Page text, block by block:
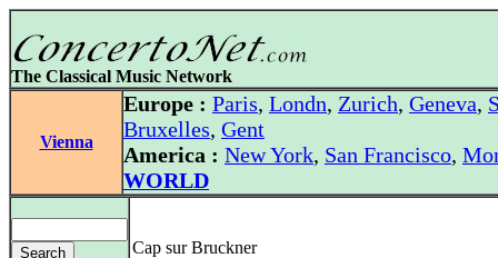
The Classical Music Network
Vienna
Europe : Paris, Londn, Zurich, Geneva,
Bruxelles, Gent
America : New York, San Francisco,
WORLD
Cap sur Bruckner